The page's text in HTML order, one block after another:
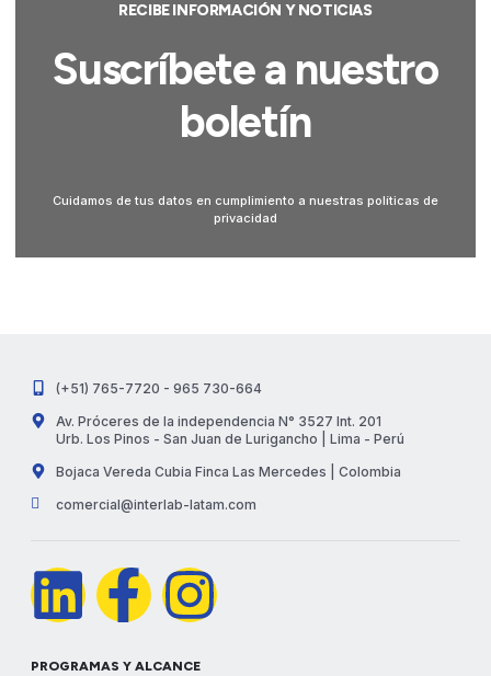
RECIBE INFORMACIÓN Y NOTICIAS
Suscríbete a nuestro
boletín
Cuidamos de tus datos en cumplimiento a nuestras políticas de
privacidad
(+51) 765-7720 - 965 730-664
Av. Próceres de la independencia N° 3527 Int. 201
Urb. Los Pinos - San Juan de Lurigancho | Lima - Perú
Bojaca Vereda Cubia Finca Las Mercedes | Colombia
comercial@interlab-latam.com
PROGRAMAS Y ALCANCE